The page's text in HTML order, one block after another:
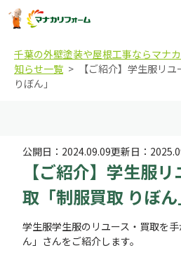
千葉の外壁塗装や屋根工事ならマナ
知らせ一覧
【ご紹介】学生服リ
りぼん」
公開日： 2024.09.09更新日：
【ご紹介】学生服
取「制服買取 りぼん
学生服学生服のリユース・買取を
ん」さんをご紹介します。